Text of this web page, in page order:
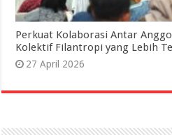
Perkuat Kolaborasi Antar
Kolektif Filantropi yang Lebih
27 April 2026